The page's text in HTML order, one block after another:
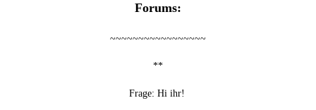
Forums:
~~~~~~~~~~~~~~~~~
**
Fra­ge: Hi ihr!